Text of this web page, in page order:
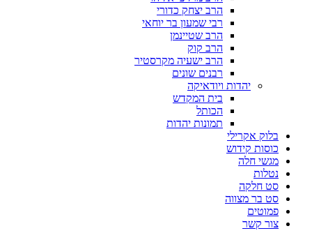
הרב יצחק כדורי
רבי שמעון בר יוחאי
הרב שטיינמן
הרב קוק
הרב ישעיה מקרסטיר
רבנים שונים
יהדות ויודאיקה
בית המקדש
הכותל
תמונות יהדות
בלוק אקרילי
כוסות קידוש
מגשי חלה
נטלות
סט חלקה
סט בר מצווה
פמוטים
צור קשר